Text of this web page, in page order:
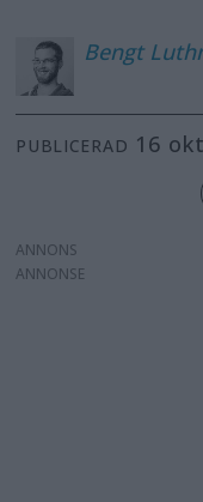
Bengt
PUBLICERAD 16
ANNONS